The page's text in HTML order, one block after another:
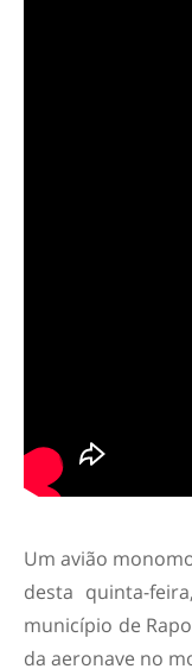
Um avião
desta quinta-
município de
da aeronave no